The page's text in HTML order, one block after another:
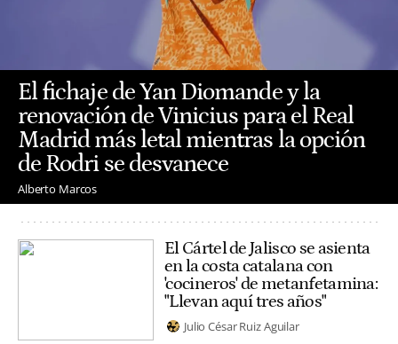
El fichaje de Yan Diomande y la
renovación de Vinicius para el Real
Madrid más letal mientras la opción
de Rodri se desvanece
Alberto Marcos
El Cártel de Jalisco se asienta
en la costa catalana con
'cocineros' de metanfetamina:
"Llevan aquí tres años"
Julio César Ruiz Aguilar